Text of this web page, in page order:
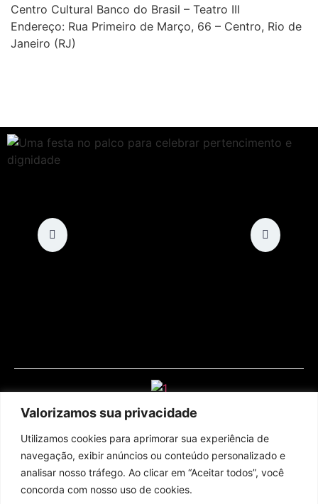
Valorizamos sua privacidade
Utilizamos cookies para aprimorar sua experiência de
navegação, exibir anúncios ou conteúdo personalizado e
analisar nosso tráfego. Ao clicar em “Aceitar todos”, você
concorda com nosso uso de cookies.
Centro Cultural Banco do Brasil – Teatro III
Endereço: Rua Primeiro de Março, 66 – Centro, Rio de
Janeiro (RJ)
Assine nossa newsletter